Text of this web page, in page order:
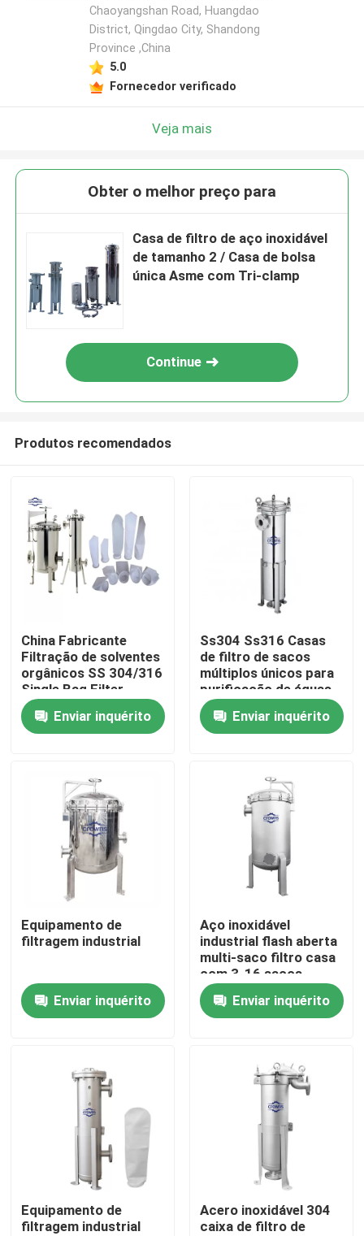
Produtos
Vídeos
Sobre nós
Controle da qualidade
Contacte-nos
Peça umas citações
Filtração industrial da água
filtro industrial de HEPA
Chaoyangshan Road, Huangdao
District, Qingdao City, Shandong
Province ,China
5.0
Fornecedor verificado
Veja mais
Obter o melhor preço para
Casa de filtro de aço inoxidável
de tamanho 2 / Casa de bolsa
única Asme com Tri-clamp
Continue
Produtos recomendados
China Fabricante
Filtração de solventes
orgânicos SS 304/316
Single Bag Filter
Housing Equipamento
de filtração industrial
Enviar inquérito
Ss304 Ss316 Casas
de filtro de sacos
múltiplos únicos para
purificação de águas
residuais
Enviar inquérito
Equipamento de
filtragem industrial
Enviar inquérito
Aço inoxidável
industrial flash aberta
multi-saco filtro casa
com 3-16 sacos
Enviar inquérito
Equipamento de
filtragem industrial
Acero inoxidável 304
caixa de filtro de